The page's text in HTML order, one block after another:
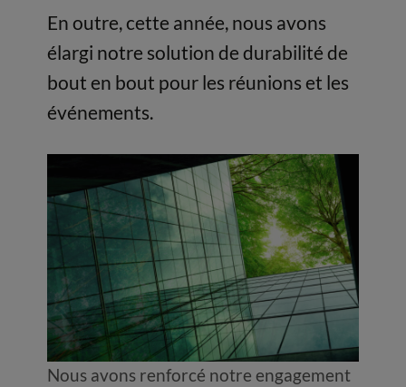
En outre, cette année, nous avons
élargi notre solution de durabilité de
bout en bout pour les réunions et les
événements.
Nous avons renforcé notre engagement